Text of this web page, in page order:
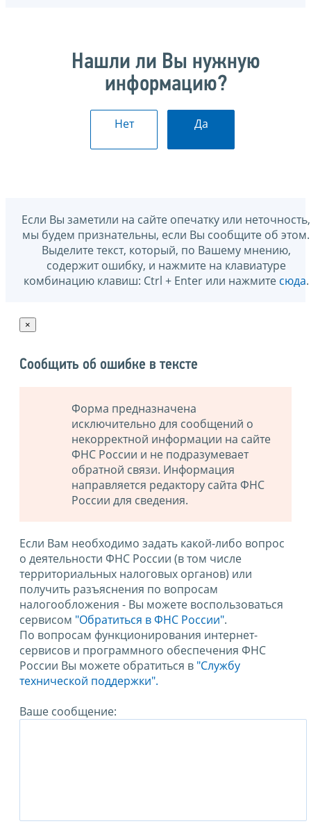
Нашли ли Вы нужную
информацию?
Нет Да
Если Вы заметили на сайте опечатку или неточность,
мы будем признательны, если Вы сообщите об этом.
Выделите текст, который, по Вашему мнению,
содержит ошибку, и нажмите на клавиатуре
комбинацию клавиш: Ctrl + Enter или нажмите сюда.
×
Сообщить об ошибке в тексте
Форма предназначена
исключительно для сообщений о
некорректной информации на сайте
ФНС России и не подразумевает
обратной связи. Информация
направляется редактору сайта ФНС
России для сведения.
Если Вам необходимо задать какой-либо вопрос
о деятельности ФНС России (в том числе
территориальных налоговых органов) или
получить разъяснения по вопросам
налогообложения - Вы можете воспользоваться
сервисом "Обратиться в ФНС России".
По вопросам функционирования интернет-
сервисов и программного обеспечения ФНС
России Вы можете обратиться в "Службу
технической поддержки".
Ваше сообщение: